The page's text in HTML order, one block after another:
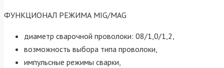
ФУНКЦИОНАЛ РЕЖИМА MIG/MAG
диаметр сварочной проволоки: 08/1,0/1,2,
возможность выбора типа проволоки,
импульсные режимы сварки,